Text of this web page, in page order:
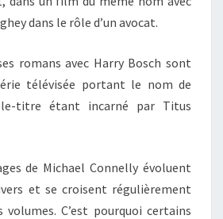
dans le rôle d’un avocat.
romans avec Harry Bosch sont
télévisée portant le nom de
titre étant incarné par Titus
de Michael Connelly évoluent
et se croisent régulièrement
C’est pourquoi certains